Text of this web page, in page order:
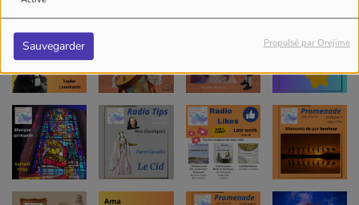
Sauvegarder Propulsé par Orejime